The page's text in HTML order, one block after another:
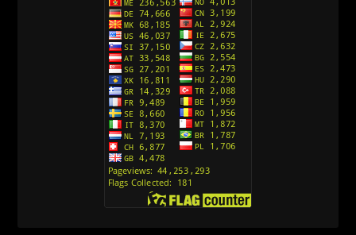
Action Man (Sinhronizovano na Hrvatski)
Action Man (2000) Sinhronizovano na Hrvatski
Andjeoski Prijatelji (Sinhronizovano na Srpski)
Ajkuca (Sharkdog) Sinhronizovano na Srpski
Alvin i veverice (Alvinnn!!! And the Chipmunks)
Sinhronizovano na Srpski